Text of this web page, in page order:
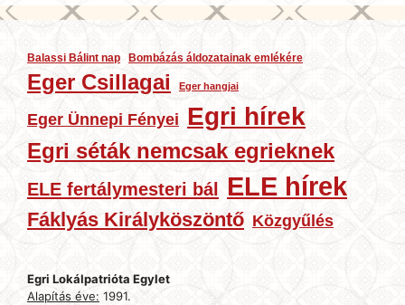
Balassi Bálint nap Bombázás áldozatainak emlékére
Eger Csillagai Eger hangjai
Eger Ünnepi Fényei Egri hírek
Egri séták nemcsak egrieknek
ELE fertálymesteri bál ELE hírek
Fáklyás Királyköszöntő Közgyűlés
Egri Lokálpatrióta Egylet
Alapítás éve: 1991.